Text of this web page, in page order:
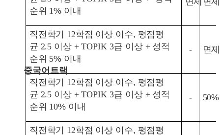
중국어트랙
순위 1% 이내
직전학기 12학점 이상 이수, 평점평
균 2.5 이상+TOPIK 3급 이상 + 성적
순위 5% 이내
- 면제
직전학기 12학점 이상 이수, 평점평
균 2.5 이상+TOPIK 3급 이상 + 성적
순위 10% 이내
- 50%
직전학기 12학점 이상 이수, 평점평